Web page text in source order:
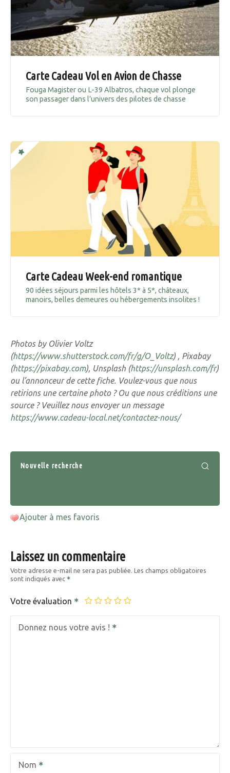
Carte Cadeau Vol en Avion de Chasse
Fouga Magister ou L-39 Albatros, chaque vol plonge
son passager dans l’univers des pilotes de chasse
Carte Cadeau Week-end romantique
90 idées séjours parmi les hôtels 3* à 5*, châteaux,
manoirs, belles demeures ou hébergements insolites !
Photos by Olivier Voltz
(https://www.shutterstock.com/fr/g/O_Voltz) , Pixabay
(https://pixabay.com), Unsplash (https://unsplash.com/fr)
ou l’annonceur de cette fiche. Voulez-vous que nous
retirions une certaine photo ? Ou que nous créditions une
source ? Veuillez nous envoyer un message
https://www.cadeau-local.net/contactez-nous/
Nouvelle recherche
Ajouter à mes favoris
Laissez un commentaire
Votre adresse e-mail ne sera pas publiée. Les champs obligatoires
sont indiqués avec
Votre évaluation
Donnez nous votre avis !
Nom